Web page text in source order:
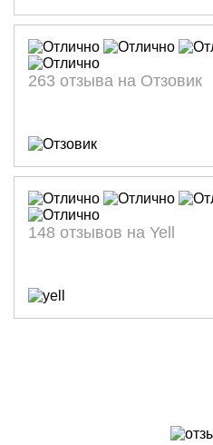
Стоимость:12 300р.
Стоимость:11 800р.
Стоимость:11 800р.
Стоимость:9 800р.
263 отзыва на Отзовик
148 отзывов на Yell